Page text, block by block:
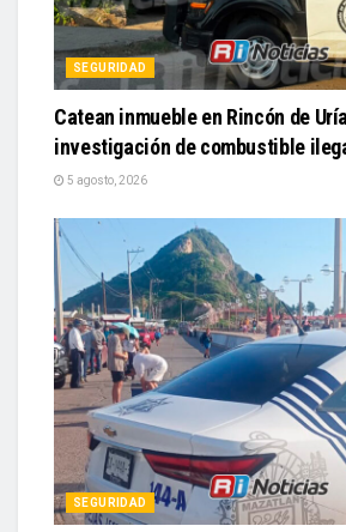
SEGURIDAD
Catean inmueble en Rincón de
investigación de combustible
5 agosto, 2026
SEGURIDAD